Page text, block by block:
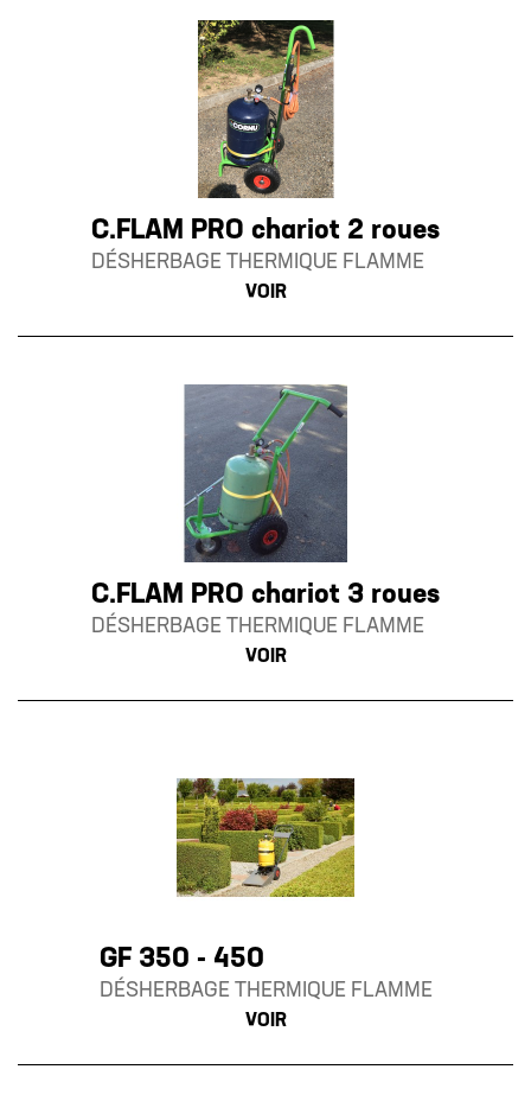
C.FLAM PRO chariot 2 roues
DÉSHERBAGE THERMIQUE FLAMME
VOIR
C.FLAM PRO chariot 3 roues
DÉSHERBAGE THERMIQUE FLAMME
VOIR
GF 350 - 450
DÉSHERBAGE THERMIQUE FLAMME
VOIR